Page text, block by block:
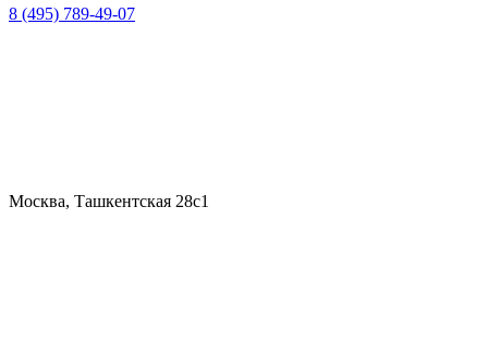
8 (495) 789-49-07
Москва, Ташкентская 28с1